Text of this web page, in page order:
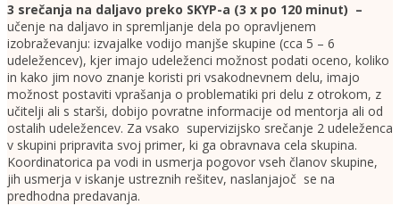
3 srečanja na daljavo preko SKYP-a (3 x po 120 minut) –
učenje na daljavo in spremljanje dela po opravljenem
izobraževanju: izvajalke vodijo manjše skupine (cca 5 – 6
udeležencev), kjer imajo udeleženci možnost podati oceno, koliko
in kako jim novo znanje koristi pri vsakodnevnem delu, imajo
možnost postaviti vprašanja o problematiki pri delu z otrokom, z
učitelji ali s starši, dobijo povratne informacije od mentorja ali od
ostalih udeležencev. Za vsako supervizijsko srečanje 2 udeleženca
v skupini pripravita svoj primer, ki ga obravnava cela skupina.
Koordinatorica pa vodi in usmerja pogovor vseh članov skupine,
jih usmerja v iskanje ustreznih rešitev, naslanjajoč se na
predhodna predavanja.